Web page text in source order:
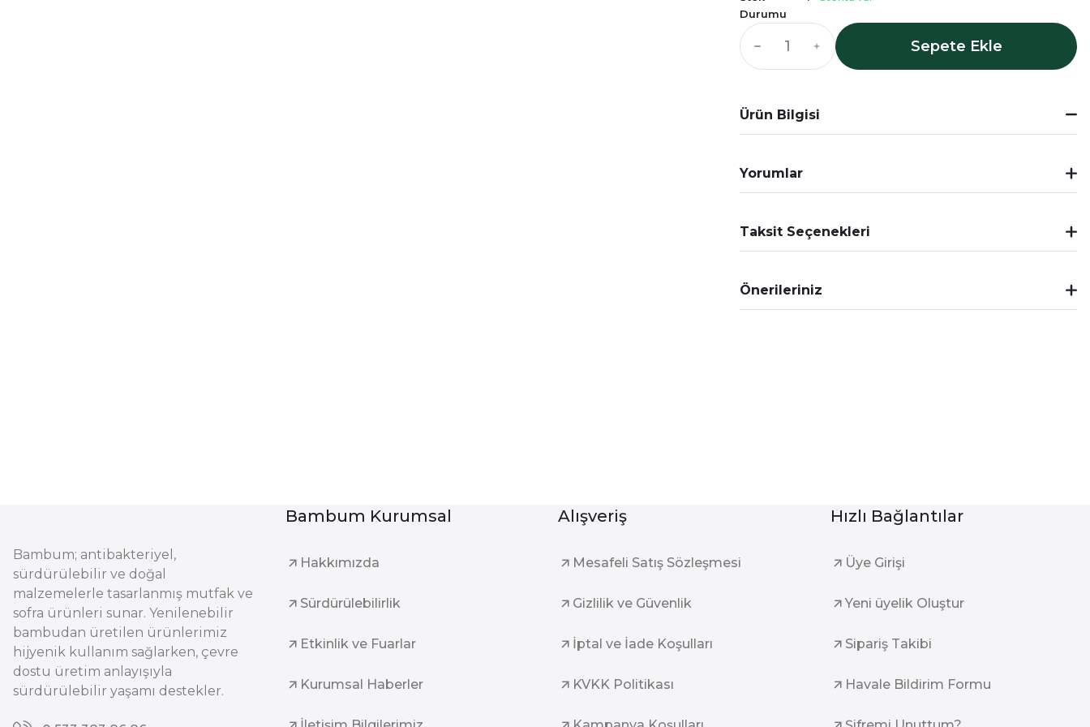
Durumu
Sepete Ekle
Ürün Bilgisi
Yorumlar
Taksit Seçenekleri
Önerileriniz
Bambum; antibakteriyel,
sürdürülebilir ve doğal
malzemelerle tasarlanmış mutfak ve
sofra ürünleri sunar. Yenilenebilir
bambudan üretilen ürünlerimiz
hijyenik kullanım sağlarken, çevre
dostu üretim anlayışıyla
sürdürülebilir yaşamı destekler.
Bambum Kurumsal
Hakkımızda
Sürdürülebilirlik
Etkinlik ve Fuarlar
Kurumsal Haberler
Alışveriş
Mesafeli Satış Sözleşmesi
Gizlilik ve Güvenlik
İptal ve İade Koşulları
KVKK Politikası
Hızlı Bağlantılar
Üye Girişi
Yeni üyelik Oluştur
Sipariş Takibi
Havale Bildirim Formu